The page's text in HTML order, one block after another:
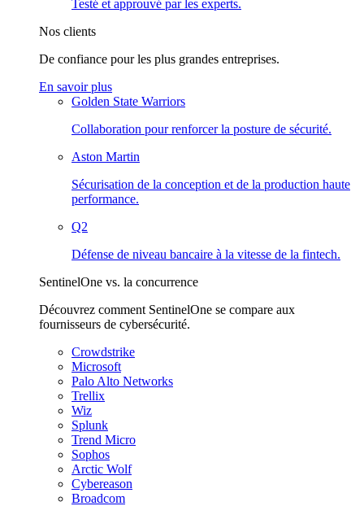
Testé et approuvé par les experts.
Nos clients
De confiance pour les plus grandes entreprises.
En savoir plus
Golden State Warriors
Collaboration pour renforcer la posture de sécurité.
Aston Martin
Sécurisation de la conception et de la production haute
performance.
Q2
Défense de niveau bancaire à la vitesse de la fintech.
SentinelOne vs. la concurrence
Découvrez comment SentinelOne se compare aux
fournisseurs de cybersécurité.
Crowdstrike
Microsoft
Palo Alto Networks
Trellix
Wiz
Splunk
Trend Micro
Sophos
Arctic Wolf
Cybereason
Broadcom